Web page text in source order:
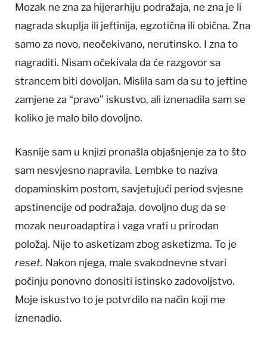
Mozak ne zna za hijerarhiju podražaja, ne zna je li
nagrada skuplja ili jeftinija, egzotična ili obična. Zna
samo za novo, neočekivano, nerutinsko. I zna to
nagraditi. Nisam očekivala da će razgovor sa
strancem biti dovoljan. Mislila sam da su to jeftine
zamjene za “pravo” iskustvo, ali iznenadila sam se
koliko je malo bilo dovoljno.
Kasnije sam u knjizi pronašla objašnjenje za to što
sam nesvjesno napravila. Lembke to naziva
dopaminskim postom, savjetujući period svjesne
apstinencije od podražaja, dovoljno dug da se
mozak neuroadaptira i vaga vrati u prirodan
položaj. Nije to asketizam zbog asketizma. To je
reset. Nakon njega, male svakodnevne stvari
počinju ponovno donositi istinsko zadovoljstvo.
Moje iskustvo to je potvrdilo na način koji me
iznenadio.